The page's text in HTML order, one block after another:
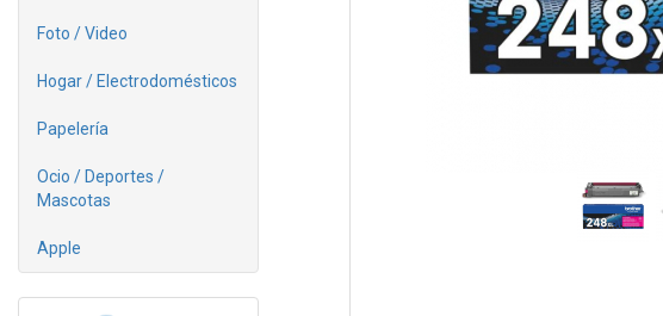
Foto / Video
Hogar / Electrodomésticos
Papelería
Ocio / Deportes /
Mascotas
Apple